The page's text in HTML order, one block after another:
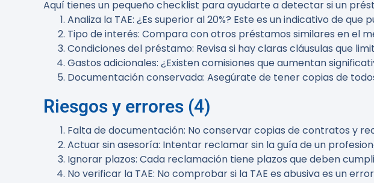
Aquí tienes un pequeño checklist para ayudarte a detectar si un
Analiza la TAE: ¿Es superior al 20%? Este es un indicativo de que
Tipo de interés: Compara con otros préstamos similares en el
Condiciones del préstamo: Revisa si hay claras cláusulas que
Gastos adicionales: ¿Existen comisiones que aumentan
Documentación conservada: Asegúrate de tener copias de
Riesgos y errores (4)
Falta de documentación: No conservar copias de contratos y
Actuar sin asesoría: Intentar reclamar sin la guía de un
Ignorar plazos: Cada reclamación tiene plazos que deben
No verificar la TAE: No comprobar si la TAE es abusiva es un